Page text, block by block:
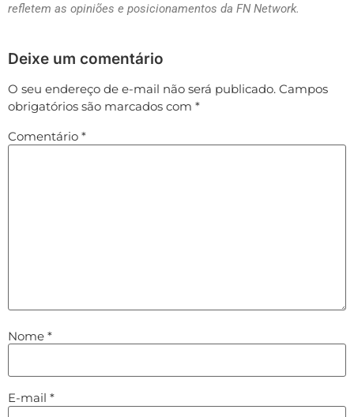
refletem as opiniões e posicionamentos da FN Network.
Deixe um comentário
O seu endereço de e-mail não será publicado. Campos
obrigatórios são marcados com *
Comentário *
Nome *
E-mail *